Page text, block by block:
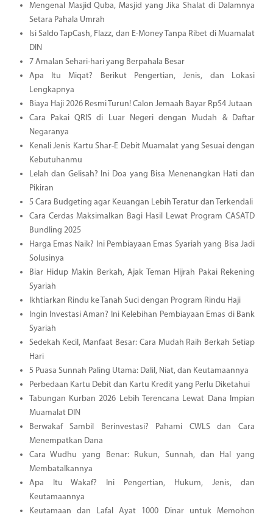
Mengenal Masjid Quba, Masjid yang Jika Shalat di Dalamnya
Setara Pahala Umrah
Isi Saldo TapCash, Flazz, dan E-Money Tanpa Ribet di Muamalat
DIN
7 Amalan Sehari-hari yang Berpahala Besar
Apa Itu Miqat? Berikut Pengertian, Jenis, dan Lokasi
Lengkapnya
Biaya Haji 2026 Resmi Turun! Calon Jemaah Bayar Rp54 Jutaan
Cara Pakai QRIS di Luar Negeri dengan Mudah & Daftar
Negaranya
Kenali Jenis Kartu Shar-E Debit Muamalat yang Sesuai dengan
Kebutuhanmu
Lelah dan Gelisah? Ini Doa yang Bisa Menenangkan Hati dan
Pikiran
5 Cara Budgeting agar Keuangan Lebih Teratur dan Terkendali
Cara Cerdas Maksimalkan Bagi Hasil Lewat Program CASATD
Bundling 2025
Harga Emas Naik? Ini Pembiayaan Emas Syariah yang Bisa Jadi
Solusinya
Biar Hidup Makin Berkah, Ajak Teman Hijrah Pakai Rekening
Syariah
Ikhtiarkan Rindu ke Tanah Suci dengan Program Rindu Haji
Ingin Investasi Aman? Ini Kelebihan Pembiayaan Emas di Bank
Syariah
Sedekah Kecil, Manfaat Besar: Cara Mudah Raih Berkah Setiap
Hari
5 Puasa Sunnah Paling Utama: Dalil, Niat, dan Keutamaannya
Perbedaan Kartu Debit dan Kartu Kredit yang Perlu Diketahui
Tabungan Kurban 2026 Lebih Terencana Lewat Dana Impian
Muamalat DIN
Berwakaf Sambil Berinvestasi? Pahami CWLS dan Cara
Menempatkan Dana
Cara Wudhu yang Benar: Rukun, Sunnah, dan Hal yang
Membatalkannya
Apa Itu Wakaf? Ini Pengertian, Hukum, Jenis, dan
Keutamaannya
Keutamaan dan Lafal Ayat 1000 Dinar untuk Memohon